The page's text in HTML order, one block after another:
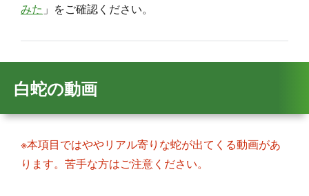
みた 」をご確認ください。
白蛇の動画
※本項目ではややリアル寄りな蛇が出てくる動画があ
ります。苦手な方はご注意ください。